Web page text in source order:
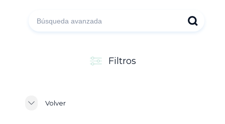
Filtros
Volver